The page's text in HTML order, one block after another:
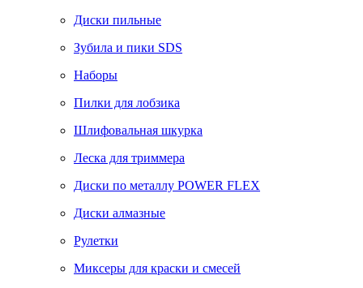
Диски пильные
Зубила и пики SDS
Наборы
Пилки для лобзика
Шлифовальная шкурка
Леска для триммера
Диски по металлу POWER FLEX
Диски алмазные
Рулетки
Миксеры для краски и смесей